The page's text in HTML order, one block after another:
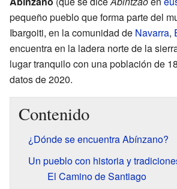
pequeño pueblo que forma parte del
Ibargoiti, en la comunidad de Navarra,
encuentra en la ladera norte de la
lugar tranquilo con una población de
datos de 2020.
Contenido
¿Dónde se encuentra Abínzano?
Un pueblo con historia y
El Camino de Santiago